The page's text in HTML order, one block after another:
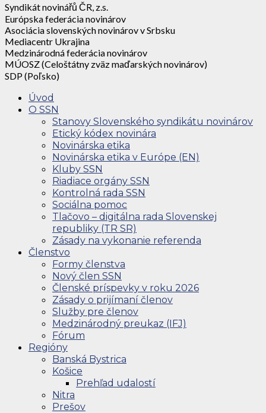
Syndikát novinářů ČR, z.s.
Európska federácia novinárov
Asociácia slovenských novinárov v Srbsku
Mediacentr Ukrajina
Medzinárodná federácia novinárov
MÚOSZ (Celoštátny zväz maďarských novinárov)
SDP (Poľsko)
Úvod
O SSN
Stanovy Slovenského syndikátu novinárov
Etický kódex novinára
Novinárska etika
Novinárska etika v Európe (EN)
Kluby SSN
Riadiace orgány SSN
Kontrolná rada SSN
Sociálna pomoc
Tlačovo – digitálna rada Slovenskej
republiky (TR SR)
Zásady na vykonanie referenda
Členstvo
Formy členstva
Nový člen SSN
Členské príspevky v roku 2026
Zásady o prijímaní členov
Služby pre členov
Medzinárodný preukaz (IFJ)
Fórum
Regióny
Banská Bystrica
Košice
Prehľad udalostí
Nitra
Prešov